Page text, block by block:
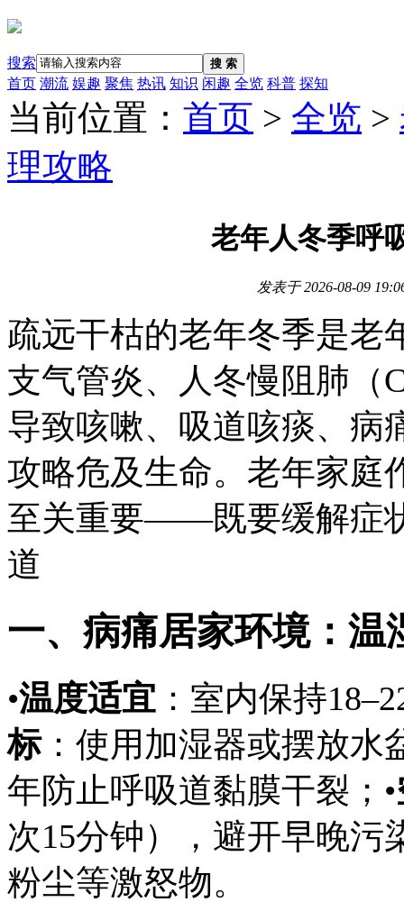
搜索 搜 索
首页 潮流 娱趣 聚焦 热讯 知识 闲趣 全览 科普 探知
当前位置： 首页 > 全览 >
理攻略
老年人冬季呼
发表于2026-08-09
疏远干枯的老年冬季是老
支气管炎、人冬慢阻肺（
导致咳嗽、吸道咳痰、病
攻略危及生命。老年家庭
至关重要——既要缓解症
道
一、病痛居家环境：温
•温度适宜 ：室内保持
标：使用加湿器或摆放水
年防止呼吸道黏膜干裂；•
次15分钟），避开早晚污
粉尘等激怒物。